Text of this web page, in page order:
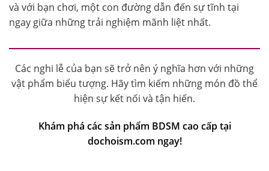
và với bạn chơi, một con đường dẫn đến sự tĩnh tại
ngay giữa những trải nghiệm mãnh liệt nhất.
Các nghi lễ của bạn sẽ trở nên ý nghĩa hơn với những
vật phẩm biểu tượng. Hãy tìm kiếm những món đồ thể
hiện sự kết nối và tận hiến.
Khám phá các sản phẩm BDSM cao cấp tại
dochoism.com ngay!